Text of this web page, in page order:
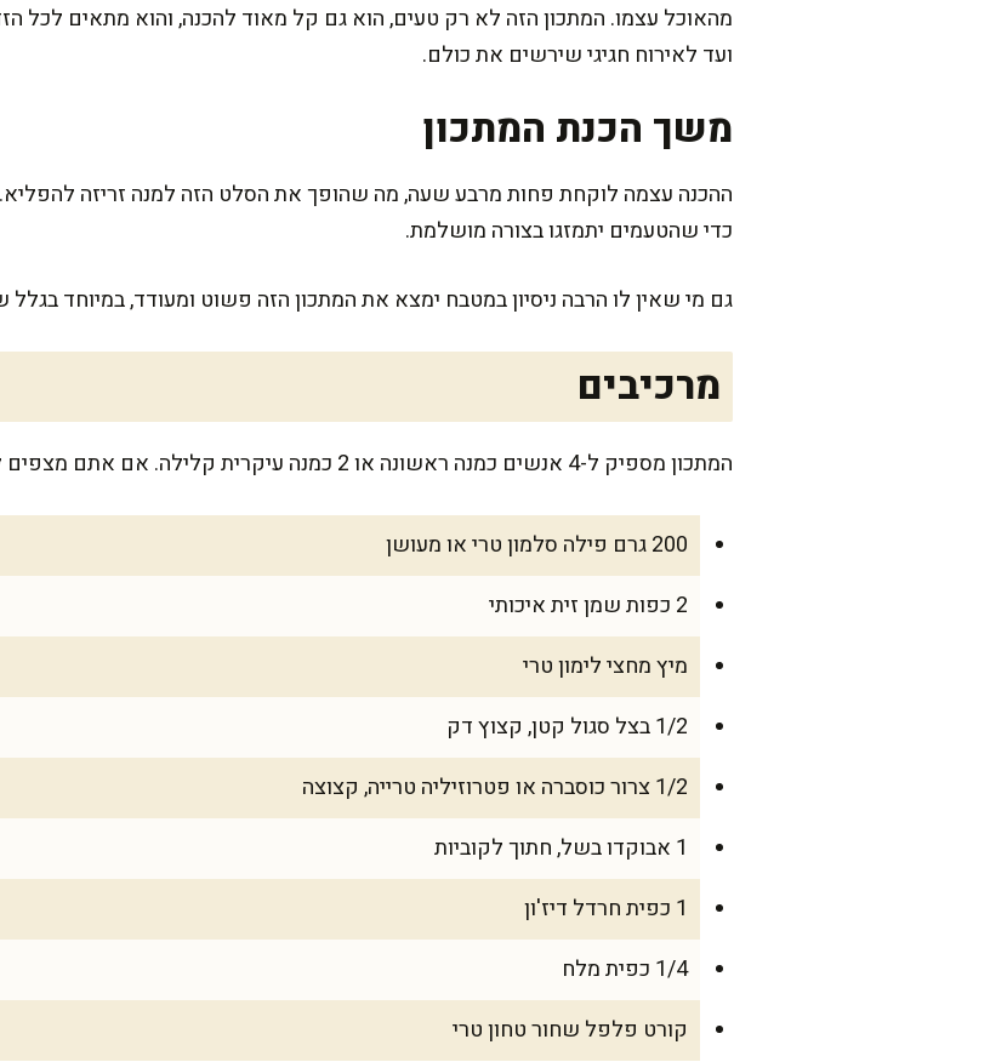
מהאוכל עצמו. המתכון הזה לא רק טעים, הוא גם קל מאוד להכנה, והוא מתאים לכל
ועד לאירוח חגיגי שירשים את כולם.
משך הכנת המתכון
ההכנה עצמה לוקחת פחות מרבע שעה, מה שהופך את הסלט הזה למנה זריזה להפליא.
כדי שהטעמים יתמזגו בצורה מושלמת.
גם מי שאין לו הרבה ניסיון במטבח ימצא את המתכון הזה פשוט ומעודד, במיוחד
מרכיבים
המתכון מספיק ל-4 אנשים כמנה ראשונה או 2 כמנה עיקרית קלילה. אם אתם מצפים לאורחים, מכפילים את הכמויות בקלות.
200 גרם פילה סלמון טרי או מעושן
2 כפות שמן זית איכותי
מיץ מחצי לימון טרי
1/2 בצל סגול קטן, קצוץ דק
1/2 צרור כוסברה או פטרוזיליה טרייה, קצוצה
1 אבוקדו בשל, חתוך לקוביות
1 כפית חרדל דיז'ון
1/4 כפית מלח
קורט פלפל שחור טחון טרי